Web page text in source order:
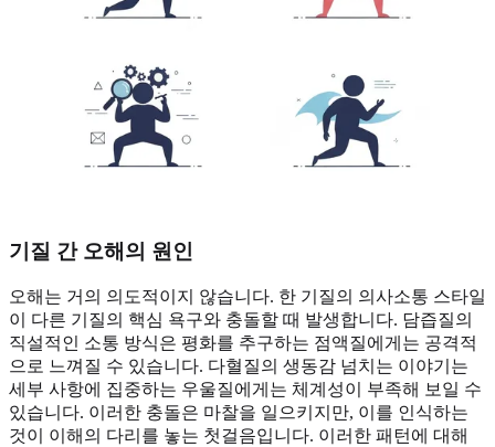
기질 간 오해 의 원인
오해는 거의 의도적이지 않습니다. 한 기질의 의사소통 스타일
이 다른 기질의 핵심 욕구와 충돌할 때 발생합니다. 담즙질의
직설적인 소통 방식은 평화를 추구하는 점액질에게는 공격적
으로 느껴질 수 있습니다. 다혈질의 생동감 넘치는 이야기는
세부 사항에 집중하는 우울질에게는 체계성이 부족해 보일 수
있습니다. 이러한 충돌은 마찰을 일으키지만, 이를 인식하는
것이 이해의 다리를 놓는 첫걸음입니다. 이러한 패턴에 대해